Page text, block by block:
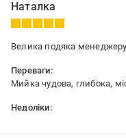
Наталка
Велика подяка
Переваги:
Мийка чудова, глибока,
Недоліки: